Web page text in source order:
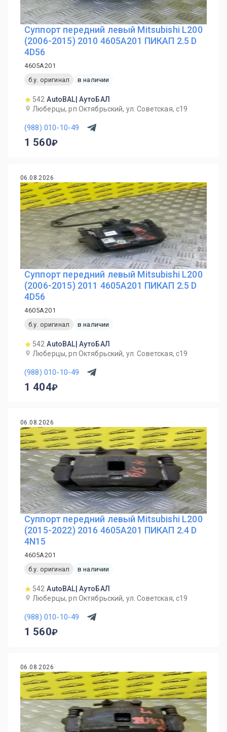
Суппорт передний левый Mitsubishi L200
(2006-2015) 2010 4605A201 ПИКАП 2.5 D
4D56
4605A201
б.у. оригинал
в наличии
542 AutoBAL| АутоБАЛ
Люберцы, рп Октябрьский, ул. Советская, с19
(988) 010-10-49
1 560
06.08.2026
Суппорт передний левый Mitsubishi L200
(2006-2015) 2011 4605A201 ПИКАП 2.5 D
4D56
4605A201
б.у. оригинал
в наличии
542 AutoBAL| АутоБАЛ
Люберцы, рп Октябрьский, ул. Советская, с19
(988) 010-10-49
1 404
06.08.2026
Суппорт передний левый Mitsubishi L200
(2015-2022) 2016 4605A201 ПИКАП 2.4 D
4N15
4605A201
б.у. оригинал
в наличии
542 AutoBAL| АутоБАЛ
Люберцы, рп Октябрьский, ул. Советская, с19
(988) 010-10-49
1 560
06.08.2026